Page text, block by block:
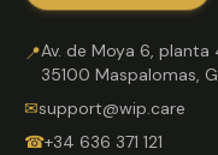
📍Av. de Moya 6, planta
35100 Maspalomas,
✉support@wip.care
☎+34 636 371 121